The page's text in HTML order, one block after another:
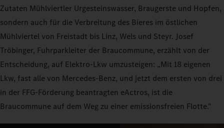
Zutaten Mühlviertler Urgesteinswasser, Braugerste und Hopfen,
sondern auch für die Verbreitung des Bieres im östlichen
Mühlviertel von Freistadt bis Linz, Wels und Steyr. Josef
Tröbinger, Fuhrparkleiter der Braucommune, erzählt von der
Entscheidung, auf Elektro-Lkw umzusteigen: „Mit 18 eigenen
Lkw, fast alle von Mercedes-Benz, und jetzt dem ersten von drei
in der FFG-Förderung beantragten eActros, ist die
Braucommune auf dem Weg zu einer emissionsfreien Flotte."